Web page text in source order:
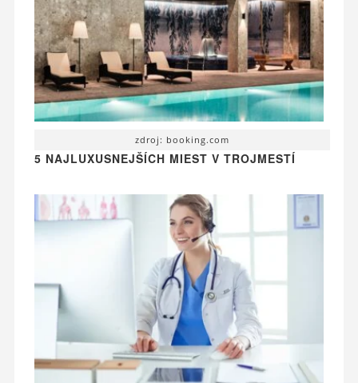
zdroj: booking.com
5 NAJLUXUSNEJŠÍCH MIEST V TROJMESTÍ